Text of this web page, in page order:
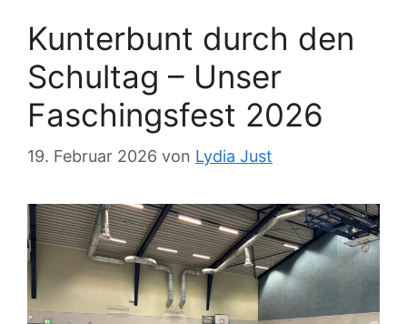
Kunterbunt durch den
Schultag – Unser
Faschingsfest 2026
19. Februar 2026 von Lydia Just